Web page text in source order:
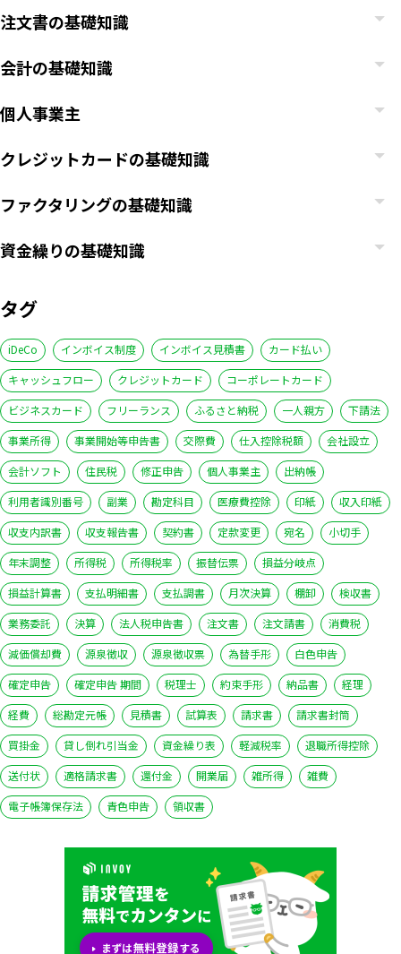
注文書の基礎知識
会計の基礎知識
個人事業主
クレジットカードの基礎知識
ファクタリングの基礎知識
資金繰りの基礎知識
タグ
iDeCo インボイス制度 インボイス見積書
カード払い
キャッシュフロー
クレジットカード
コーポレートカード
ビジネスカード
フリーランス ふるさと納税 一人親方
下請法
事業所得
事業開始等申告書 交際費 仕入控除税額
会社設立
会計ソフト
住民税 修正申告 個人事業主
出納帳
利用者識別番号
副業 勘定科目 医療費控除 印紙
収入印紙
収支内訳書
収支報告書 契約書 定款変更 宛名
小切手
年末調整
所得税 所得税率 振替伝票
損益分岐点
損益計算書
支払明細書 支払調書 月次決算 棚卸
検収書
業務委託
決算 法人税申告書 注文書 注文請書
消費税
減価償却費
源泉徴収 源泉徴収票 為替手形
白色申告
確定申告
確定申告 期間 税理士 約束手形 納品書
経理
経費
総勘定元帳 見積書 試算表 請求書
請求書封筒
買掛金
貸し倒れ引当金 資金繰り表 軽減税率
退職所得控除
送付状
適格請求書 還付金 開業届 雑所得
雑費
電子帳簿保存法
青色申告 領収書